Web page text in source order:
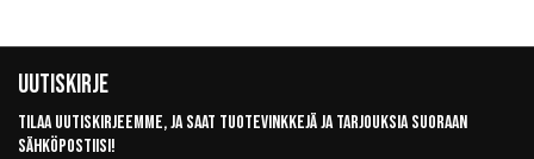
Uutiskirje
Tilaa uutiskirjeemme, ja saat tuotevinkkejä ja tarjouksia suoraan
sähköpostiisi!